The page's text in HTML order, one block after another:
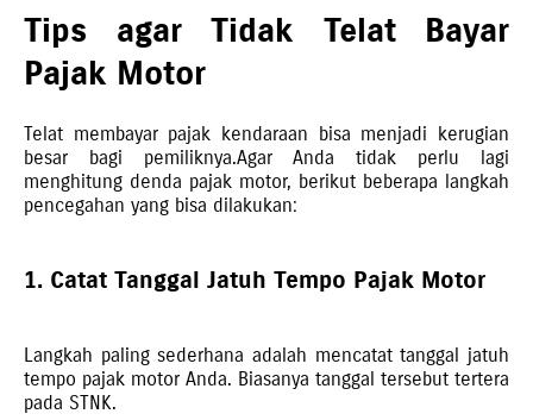
Tips agar Tidak Telat Bayar
Pajak Motor
Telat membayar pajak kendaraan bisa menjadi kerugian
besar bagi pemiliknya.Agar Anda tidak perlu lagi
menghitung denda pajak motor, berikut beberapa langkah
pencegahan yang bisa dilakukan:
1. Catat Tanggal Jatuh Tempo Pajak Motor
Langkah paling sederhana adalah mencatat tanggal jatuh
tempo pajak motor Anda. Biasanya tanggal tersebut tertera
pada STNK.